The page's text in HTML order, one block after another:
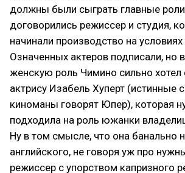
должны были сыграть главные
договорились режиссер и студия,
начинали производство на условиях
Означенных актеров подписали, но
женскую роль Чимино сильно
актрису Изабель Хуперт (истинные
киноманы говорят Юпер), которая
подходила на роль южанки
Ну в том смысле, что она банально
английского, не говоря уж про
режиссер с упорством капризного